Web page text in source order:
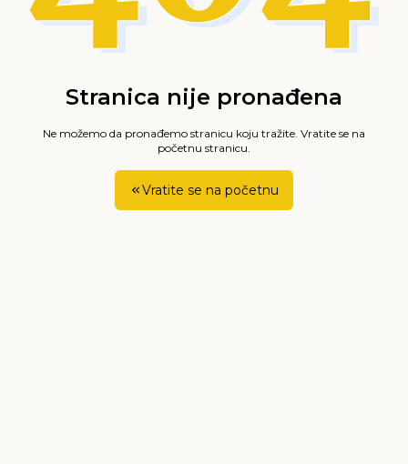
Stranica nije pronađena
Ne možemo da pronađemo stranicu koju tražite. Vratite se na
početnu stranicu.
Vratite se na početnu